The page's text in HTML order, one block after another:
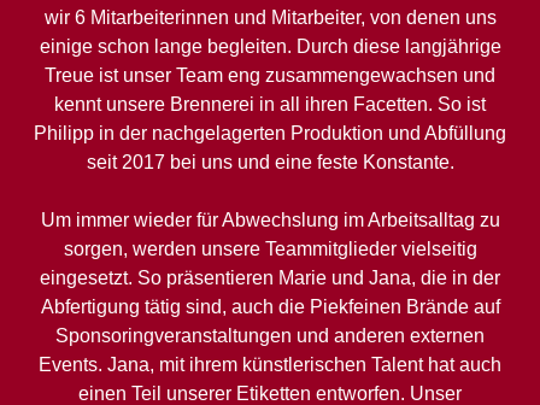
wir 6 Mitarbeiterinnen und Mitarbeiter, von denen uns
einige schon lange begleiten. Durch diese langjährige
Treue ist unser Team eng zusammengewachsen und
kennt unsere Brennerei in all ihren Facetten. So ist
Philipp in der nachgelagerten Produktion und Abfüllung
seit 2017 bei uns und eine feste Konstante.
Um immer wieder für Abwechslung im Arbeitsalltag zu
sorgen, werden unsere Teammitglieder vielseitig
eingesetzt. So präsentieren Marie und Jana, die in der
Abfertigung tätig sind, auch die Piekfeinen Brände auf
Sponsoringveranstaltungen und anderen externen
Events. Jana, mit ihrem künstlerischen Talent hat auch
einen Teil unserer Etiketten entworfen. Unser